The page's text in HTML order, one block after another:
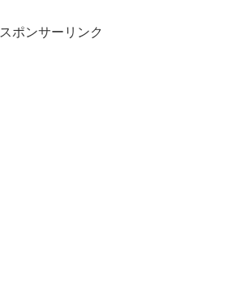
たように思うしお目当てのアイテムもゲ
ットできたのでラッキーです。
スポンサーリンク